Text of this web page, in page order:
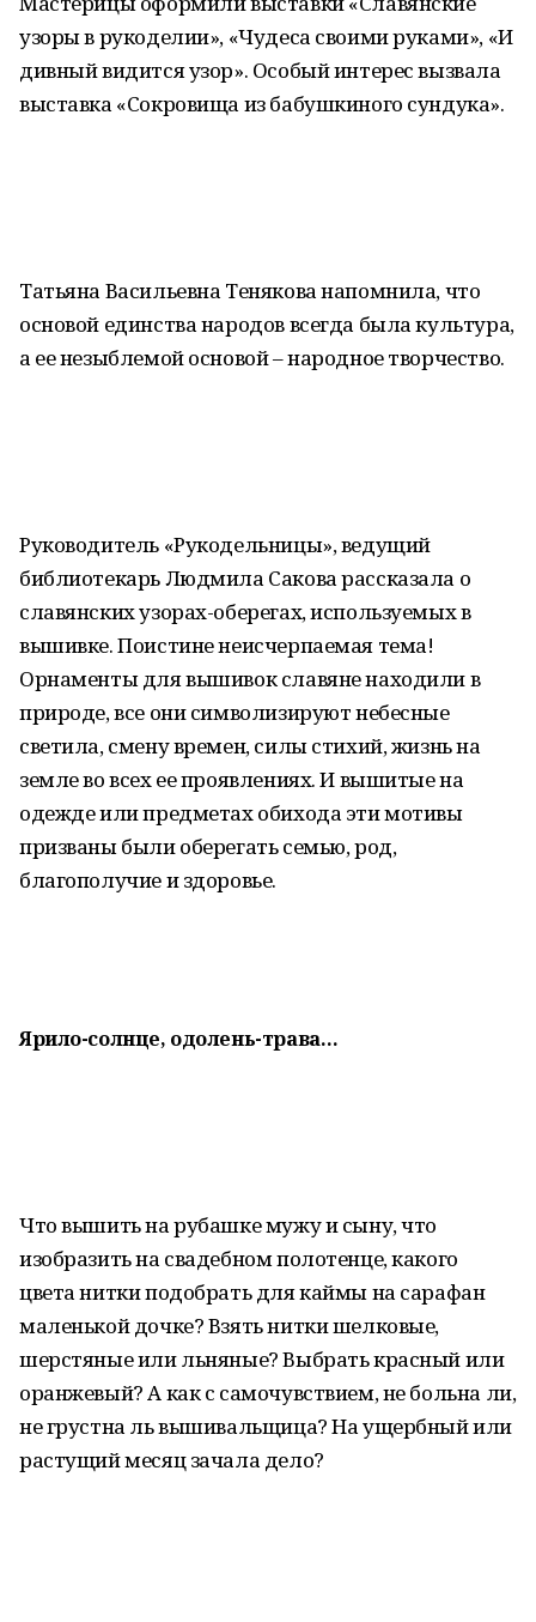
узоры в рукоделии», «Чудеса своими руками», «И
дивный видится узор». Особый интерес вызвала
выставка «Сокровища из бабушкиного сундука».
Татьяна Васильевна Тенякова напомнила, что
основой единства народов всегда была культура,
а ее незыблемой основой – народное творчество.
Руководитель «Рукодельницы», ведущий
библиотекарь Людмила Сакова рассказала о
славянских узорах-оберегах, используемых в
вышивке. Поистине неисчерпаемая тема!
Орнаменты для вышивок славяне находили в
природе, все они символизируют небесные
светила, смену времен, силы стихий, жизнь на
земле во всех ее проявлениях. И вышитые на
одежде или предметах обихода эти мотивы
призваны были оберегать семью, род,
благополучие и здоровье.
Ярило-солнце, одолень-трава…
Что вышить на рубашке мужу и сыну, что
изобразить на свадебном полотенце, какого
цвета нитки подобрать для каймы на сарафан
маленькой дочке? Взять нитки шелковые,
шерстяные или льняные? Выбрать красный или
оранжевый? А как с самочувствием, не больна ли,
не грустна ль вышивальщица? На ущербный или
растущий месяц зачала дело?